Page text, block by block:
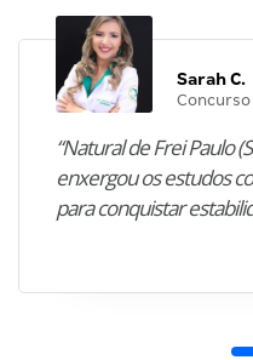
Sarah C.
“Natural de Frei Paulo
enxergou os estudos
para conquistar